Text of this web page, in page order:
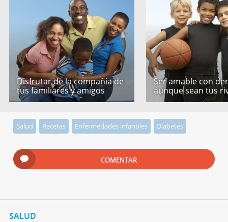
Disfrutar de la compañía de
tus familiares y amigos
Ser amable con
aunque sean tus
Salud Recetas Enfermedades infantiles Diabetes
COMENTAR
SALUD